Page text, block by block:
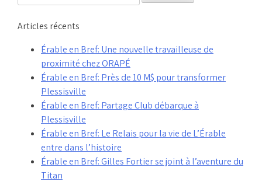
Articles récents
Érable en Bref: Une nouvelle travailleuse de
proximité chez ORAPÉ
Érable en Bref: Près de 10 M$ pour transformer
Plessisville
Érable en Bref: Partage Club débarque à
Plessisville
Érable en Bref: Le Relais pour la vie de L’Érable
entre dans l’histoire
Érable en Bref: Gilles Fortier se joint à l’aventure du
Titan